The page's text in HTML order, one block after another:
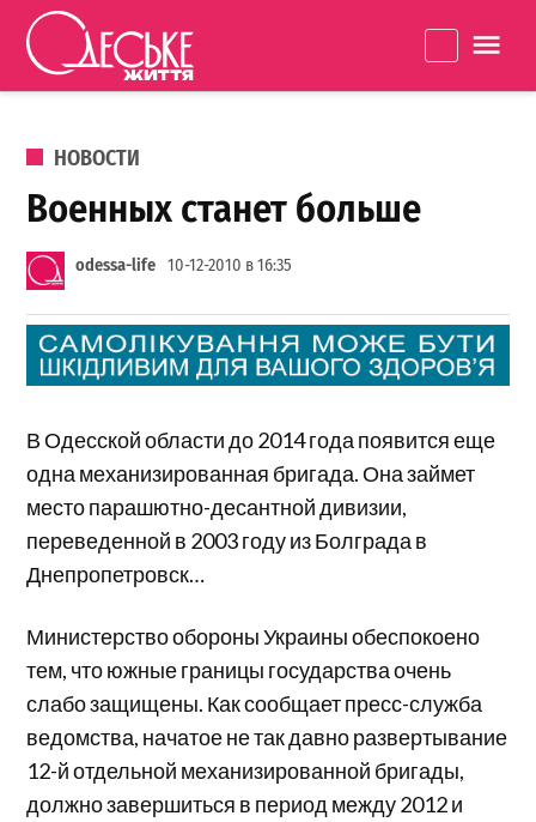
Перейти к содержанию
життя
ОПУБЛИКОВАНО В
НОВОСТИ
Военных станет больше
odessa-life 10-12-2010 в 16:35
В Одесской области до 2014 года появится еще
одна механизированная бригада. Она займет
место парашютно-десантной дивизии,
переведенной в 2003 году из Болграда в
Днепропетровск…
Министерство обороны Украины обеспокоено
тем, что южные границы государства очень
слабо защищены. Как сообщает пресс-служба
ведомства, начатое не так давно развертывание
12-й отдельной механизированной бригады,
должно завершиться в период между 2012 и